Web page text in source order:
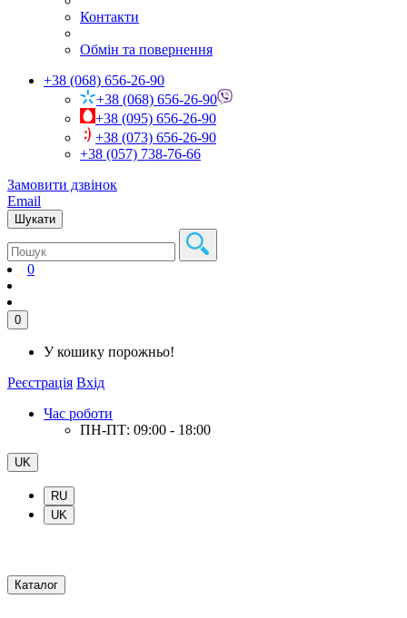
Контакти
Обмін та повернення
+38 (068) 656-26-90
+38 (068) 656-26-90
+38 (095) 656-26-90
+38 (073) 656-26-90
+38 (057) 738-76-66
Замовити дзвінок
Email
Шукати
0
0
У кошику порожньо!
Реєстрація Вхід
Час роботи
ПН-ПТ: 09:00 - 18:00
UK
RU
UK
Каталог